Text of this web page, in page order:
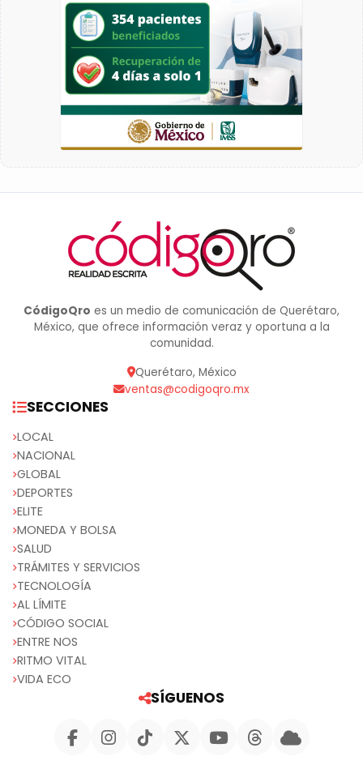
CódigoQro es un medio de comunicación de Querétaro,
México, que ofrece información veraz y oportuna a la
comunidad.
Querétaro, México
ventas@codigoqro.mx
SECCIONES
LOCAL
NACIONAL
GLOBAL
DEPORTES
ELITE
MONEDA Y BOLSA
SALUD
TRÁMITES Y SERVICIOS
TECNOLOGÍA
AL LÍMITE
CÓDIGO SOCIAL
ENTRE NOS
RITMO VITAL
VIDA ECO
SÍGUENOS